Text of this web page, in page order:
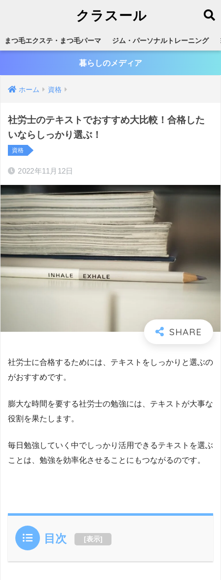
クラスール
まつ毛エクステ・まつ毛パーマ ジム・パーソナルトレーニング
暮らしのメディア
ホーム 資格
社労士のテキストでおすすめ大比較！合格した
いならしっかり選ぶ！
資格
2022年11月12日
社労士に合格するためには、テキストをしっかりと選ぶの
がおすすめです。
膨大な時間を要する社労士の勉強には、テキストが大事な
役割を果たします。
毎日勉強していく中でしっかり活用できるテキストを選ぶ
ことは、勉強を効率化させることにもつながるのです。
目次 [表示]